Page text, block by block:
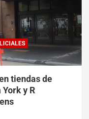
tiendas de
y R